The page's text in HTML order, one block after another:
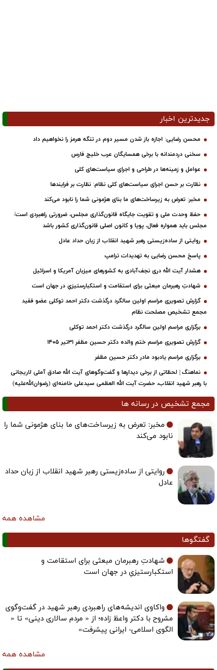
جدیدترین اخبار
محسن رضایی: اجازه باز شدن مسیر دوم در تنگه هرمز را نخواهیم داد
سخنی دردمندانه با برخی همسایگان عرب خلیج فارس
عوامل و زمینه‌ها در طراحی و اجرای سیاست‌های کلی
نظارت بر حسن اجرای سیاست‌های کلی نظام: نظارت بر فرایندها
مخبر: تعرض به زیرساخت‌های ما بنای هژمونی شما را نابود می‌کند
حفظ وحدت ملی و تقویت جایگاه قانون‌گذاری مجلس، ضرورتی راهبردی است/
مجلس باید همواره فعال، پویا و کانون اصلی قانون‌گذاری کشور باشد
روایتی از ساده‌زیستی رهبر شهید انقلاب از زبان حداد عادل
پاسخ محسن رضایی به تهدیدات ترامپ
هشدار آیت الله دری نجف‌آبادی به کشورهای میزبان آمریکا و اسرائیل
شهادتِ رهبرمان مبعثی برای استقامت و استکبارستیزیِ در جهان است
گزارش تصویری مراسم اولین سالگرد درگذشت دکتر احمد توکلی عضو فقید
مجمع تشخیص مصلحت نظام
برگزاری مراسم اولین سالگرد درگذشت دکتر احمد توکلی
گزارش تصویری مراسم ختم والده دکتر حسین مظفر ۳۱تیر ۱۴۰۵
برگزاری مراسم یادبود مادر دکتر حسین مظفر
نماهنگ | لحظاتی از برخی دیدارها و گفت‌وگوهای آیت ‌الله صادق آملی لاریجانی
با رهبر شهید انقلاب، حضرت آیت‌ الله العظمی سیدعلی خامنه‌ای (رضوان‌الله‌علیه)
مجمع تشخیص در رسانه ها
مخبر: تعرض به زیرساخت‌های ما بنای هژمونی شما را
نابود می‌کند
روایتی از ساده‌زیستی رهبر شهید انقلاب از زبان حداد
عادل
مشاهده همه
گفتگوها
شهادتِ رهبرمان مبعثی برای استقامت و
استکبارستیزیِ در جهان است
واکاوی اندیشه‌های راهبردی رهبر شهید در گفت‌وگوی
مشروح با دکتر واعظ زاده؛ از « مردم سالاری دینی» تا «
الگوی اسلامی- ایرانی پیشرفت»
مشاهده همه